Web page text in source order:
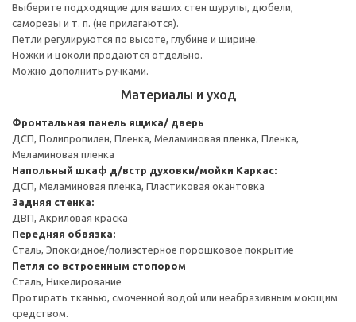
Выберите подходящие для ваших стен шурупы, дюбели,
саморезы и т. п. (не прилагаются).
Петли регулируются по высоте, глубине и ширине.
Ножки и цоколи продаются отдельно.
Можно дополнить ручками.
Материалы и уход
Фронтальная панель ящика/ дверь
ДСП, Полипропилен, Пленка, Меламиновая пленка, Пленка,
Меламиновая пленка
Напольный шкаф д/встр духовки/мойки Каркас:
ДСП, Меламиновая пленка, Пластиковая окантовка
Задняя стенка:
ДВП, Акриловая краска
Передняя обвязка:
Сталь, Эпоксидное/полиэстерное порошковое покрытие
Петля со встроенным стопором
Сталь, Никелирование
Протирать тканью, смоченной водой или неабразивным моющим
средством.